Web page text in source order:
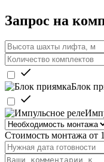
Запрос на
Блок
Стоимость монтажа от